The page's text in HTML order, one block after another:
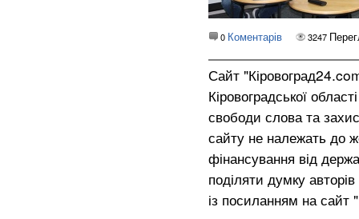
0 Коментарів 3247
Сайт
Кіровоградської
свободи слова та
сайту не належать до
фінансування від
поділяти думку
із посиланням на сайт